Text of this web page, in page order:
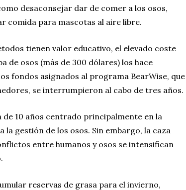
desaconsejar dar de comer a los osos,
comida para mascotas al aire libre.
tienen valor educativo, el elevado coste
de osos (más de 300 dólares) los hace
fondos asignados al programa BearWise, que
se interrumpieron al cabo de tres años.
de 10 años centrado principalmente en la
la gestión de los osos. Sin embargo, la caza
entre humanos y osos se intensifican
reservas de grasa para el invierno,